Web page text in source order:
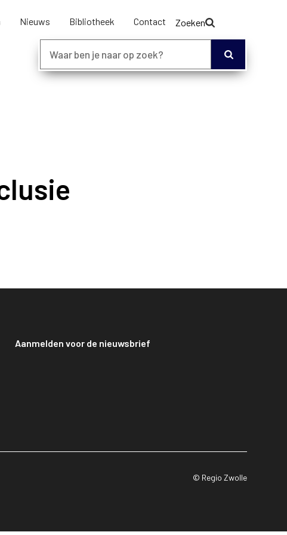
Nieuws Bibliotheek Contact Zoeken
Aanmelden voor de nieuwsbrief
© Regio Zwolle